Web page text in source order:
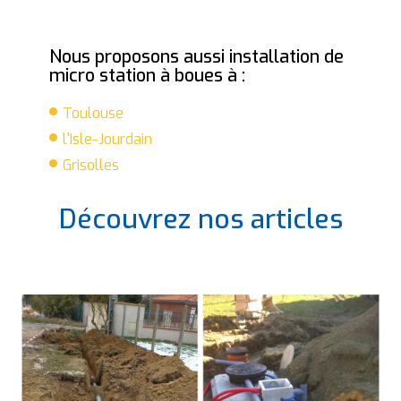
Nous proposons aussi installation de
micro station à boues à :
Toulouse
l'Isle-Jourdain
Grisolles
Découvrez nos articles